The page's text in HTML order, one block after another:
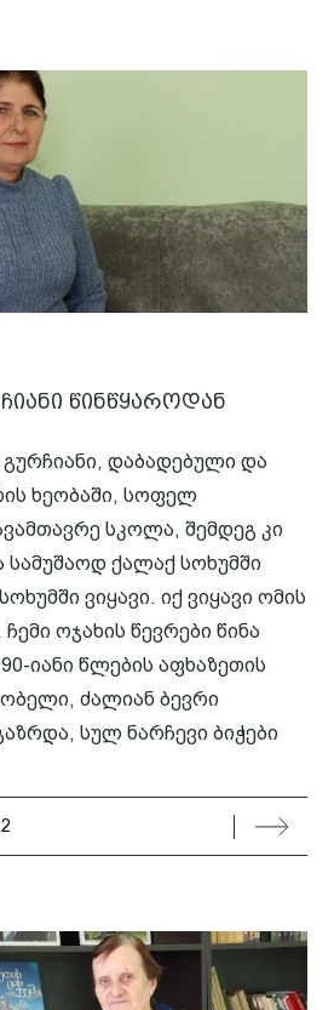
წინწყაროდან
დაბადებული და
ხეობაში, სოფელ
სკოლა, შემდეგ კი
ქალაქ სოხუმში
ვიყავი. იქ ვიყავი ომის
ოჯახის წევრები წინა
იანი წლების აფხაზეთის
ძალიან ბევრი
სულ ნარჩევი ბიჭები